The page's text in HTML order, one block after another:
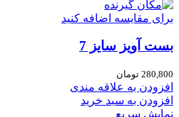
برای مقایسه اضافه کنید
بست آویز سایز 7
280,800 تومان
افزودن به علاقه مندی
افزودن به سبد خرید
نمایش سریع